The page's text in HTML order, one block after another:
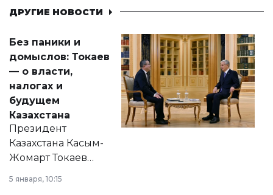
ДРУГИЕ НОВОСТИ
Без паники и
домыслов: Токаев
— о власти,
налогах и
будущем
Казахстана
Президент
Казахстана Касым-
Жомарт Токаев
сразу несколько
5 января, 10:15